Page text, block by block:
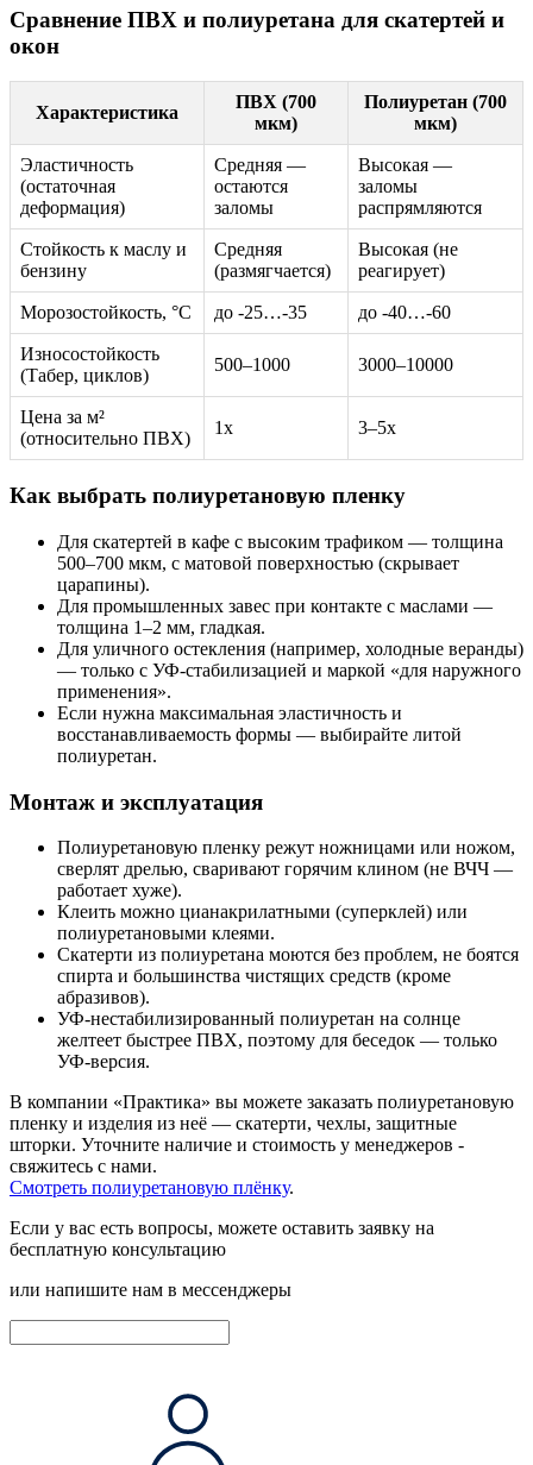
Сравнение ПВХ и полиуретана для скатертей и
окон
Характеристика
ПВХ (700
мкм)
Полиуретан (700
мкм)
Эластичность
(остаточная
деформация)
Средняя —
остаются
заломы
Высокая —
заломы
распрямляются
Стойкость к маслу и
бензину
Средняя
(размягчается)
Высокая (не
реагирует)
Морозостойкость, °C до -25…-35 до -40…-60
Износостойкость
(Табер, циклов)
500–1000 3000–10000
Цена за м²
(относительно ПВХ)
1x 3–5x
Как выбрать полиуретановую пленку
Для скатертей в кафе с высоким трафиком — толщина
500–700 мкм, с матовой поверхностью (скрывает
царапины).
Для промышленных завес при контакте с маслами —
толщина 1–2 мм, гладкая.
Для уличного остекления (например, холодные веранды)
— только с УФ-стабилизацией и маркой «для наружного
применения».
Если нужна максимальная эластичность и
восстанавливаемость формы — выбирайте литой
полиуретан.
Монтаж и эксплуатация
Полиуретановую пленку режут ножницами или ножом,
сверлят дрелью, сваривают горячим клином (не ВЧЧ —
работает хуже).
Клеить можно цианакрилатными (суперклей) или
полиуретановыми клеями.
Скатерти из полиуретана моются без проблем, не боятся
спирта и большинства чистящих средств (кроме
абразивов).
УФ-нестабилизированный полиуретан на солнце
желтеет быстрее ПВХ, поэтому для беседок — только
УФ-версия.
В компании «Практика» вы можете заказать полиуретановую
пленку и изделия из неё — скатерти, чехлы, защитные
шторки. Уточните наличие и стоимость у менеджеров -
свяжитесь с нами.
Смотреть полиуретановую плёнку.
Если у вас есть вопросы, можете оставить заявку на
бесплатную консультацию
или напишите нам в мессенджеры